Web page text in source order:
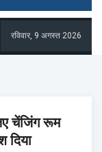
रविवार, 9 अगस्त 2026
चेंजिंग रूम